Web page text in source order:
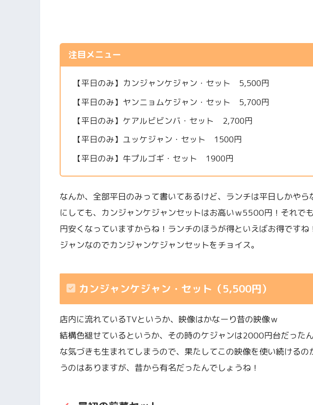
注目メニュー
【平日のみ】カンジャンケジャン・セット 5,500円
【平日のみ】ヤンニョムケジャン・セット 5,700円
【平日のみ】ケアルビビンバ・セット 2,700円
【平日のみ】ユッケジャン・セット 1500円
【平日のみ】牛プルゴギ・セット 1900円
なんか、全部平日のみって書いてあるけど、ランチは平日しかやら
にしても、カンジャンケジャンセットはお高いｗ5500円！それで
円安くなっていますからね！ランチのほうが得といえばお得ですね
ジャンなのでカンジャンケジャンセットをチョイス。
カンジャンケジャン・セット（5,500円）
店内に流れているTVというか、映像はかなーり昔の映像ｗ
結構色褪せているというか、その時のケジャンは2000円台だった
な気づきも生まれてしまうので、果たしてこの映像を使い続けるの
うのはありますが、昔から有名だったんでしょうね！